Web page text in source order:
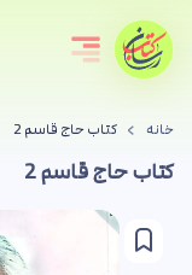
خانه کتاب حاج قاسم 2
کتاب حاج قاسم 2